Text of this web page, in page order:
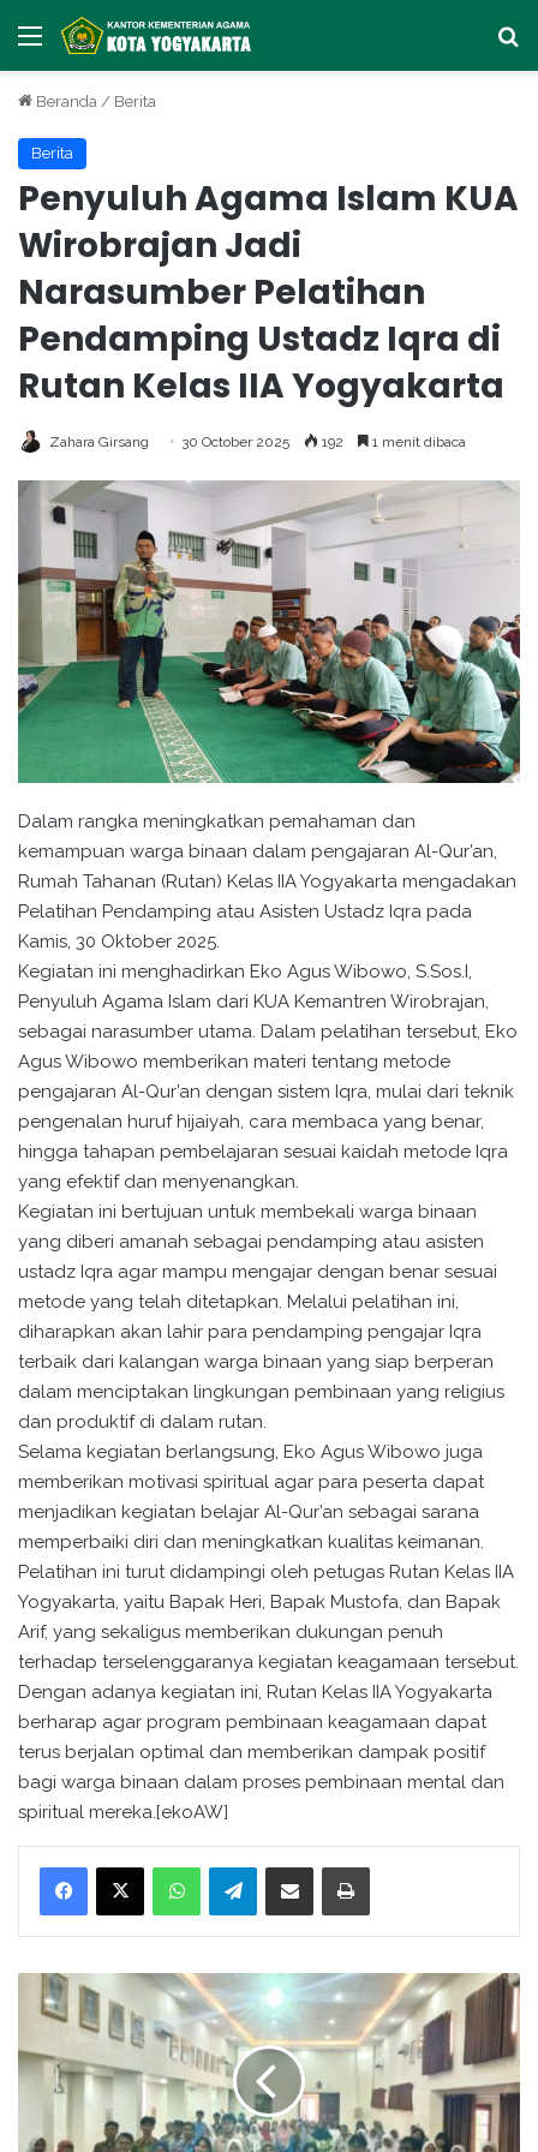
Menu
Beranda / Berita
Berita
Penyuluh Agama Islam KUA
Wirobrajan Jadi
Narasumber Pelatihan
Pendamping Ustadz Iqra di
Rutan Kelas IIA Yogyakarta
Zahara Girsang 30 October 2025 192 1 menit dibaca
Dalam rangka meningkatkan pemahaman dan
kemampuan warga binaan dalam pengajaran Al-Qur’an,
Rumah Tahanan (Rutan) Kelas IIA Yogyakarta mengadakan
Pelatihan Pendamping atau Asisten Ustadz Iqra pada
Kamis, 30 Oktober 2025.
Kegiatan ini menghadirkan Eko Agus Wibowo, S.Sos.I,
Penyuluh Agama Islam dari KUA Kemantren Wirobrajan,
sebagai narasumber utama. Dalam pelatihan tersebut, Eko
Agus Wibowo memberikan materi tentang metode
pengajaran Al-Qur’an dengan sistem Iqra, mulai dari teknik
pengenalan huruf hijaiyah, cara membaca yang benar,
hingga tahapan pembelajaran sesuai kaidah metode Iqra
yang efektif dan menyenangkan.
Kegiatan ini bertujuan untuk membekali warga binaan
yang diberi amanah sebagai pendamping atau asisten
ustadz Iqra agar mampu mengajar dengan benar sesuai
metode yang telah ditetapkan. Melalui pelatihan ini,
diharapkan akan lahir para pendamping pengajar Iqra
terbaik dari kalangan warga binaan yang siap berperan
dalam menciptakan lingkungan pembinaan yang religius
dan produktif di dalam rutan.
Selama kegiatan berlangsung, Eko Agus Wibowo juga
memberikan motivasi spiritual agar para peserta dapat
menjadikan kegiatan belajar Al-Qur’an sebagai sarana
memperbaiki diri dan meningkatkan kualitas keimanan.
Pelatihan ini turut didampingi oleh petugas Rutan Kelas IIA
Yogyakarta, yaitu Bapak Heri, Bapak Mustofa, dan Bapak
Arif, yang sekaligus memberikan dukungan penuh
terhadap terselenggaranya kegiatan keagamaan tersebut.
Dengan adanya kegiatan ini, Rutan Kelas IIA Yogyakarta
berharap agar program pembinaan keagamaan dapat
terus berjalan optimal dan memberikan dampak positif
bagi warga binaan dalam proses pembinaan mental dan
spiritual mereka.[ekoAW]
WhatsApp Telegram
g